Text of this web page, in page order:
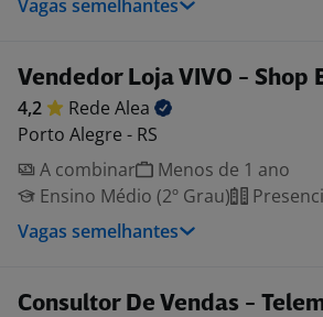
Vagas semelhantes
Vendedor Loja VIVO - Shop
4,2 Rede Alea
Porto Alegre - RS
A combinar
Menos de 1 ano
Ensino Médio (2º Grau)
Vagas semelhantes
Consultor De Vendas -